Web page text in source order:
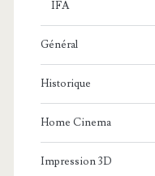
IFA
Général
Historique
Home Cinema
Impression 3D